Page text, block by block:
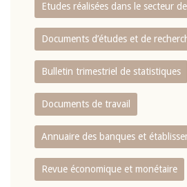
Etudes réalisées dans le secteur
Documents d’études et de
Bulletin trimestriel de statistiques
Documents de travail
Annuaire des banques et
Revue économique et monétaire